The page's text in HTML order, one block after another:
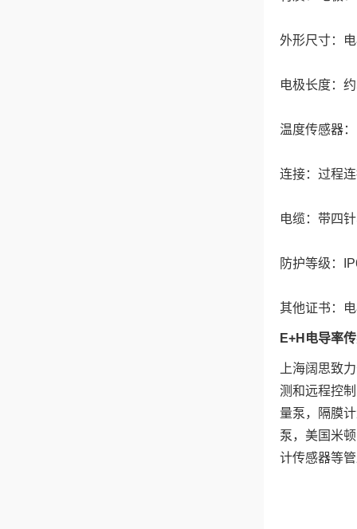
外形尺寸：
电极长度：
温度传感器
连接：过程
电缆：带四
防护等级：
其他证书：
E+H电导率
上海阔思致
测和远程控
量泵，隔膜
泵，美国米
计传感器等